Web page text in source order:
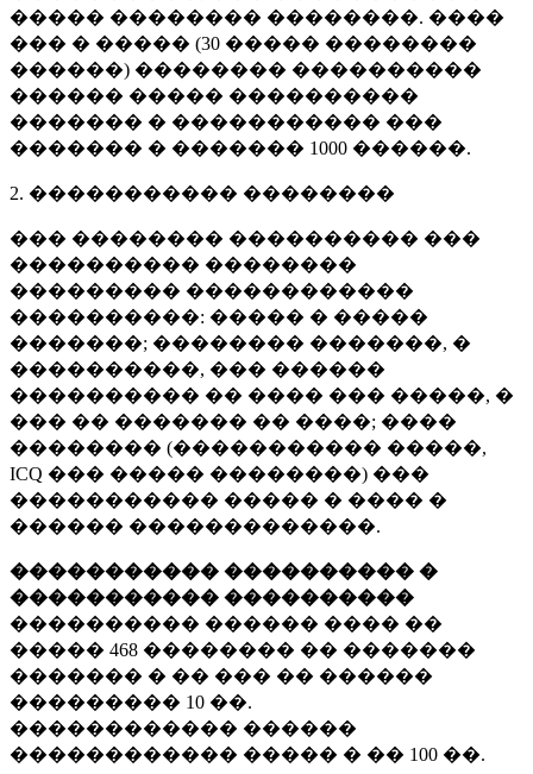
����� �������� ��������. ����
��� � ����� (30 ����� ��������
������) �������� ����������
������ ����� ����������
������� � ����������� ���
������� � ������� 1000 ������.
2. ����������� ��������
��� �������� ���������� ���
���������� ��������
��������� ������������
����������: ����� � �����
�������; �������� �������, �
����������, ��� ������
���������� �� ���� ��� �����, �
��� �� ������� �� ����; ����
�������� (����������� �����,
ICQ ��� ����� ��������) ���
����������� ����� � ���� �
������ �������������.
����������� ���������� �
����������� ����������
���������� ������ ���� ��
����� 468 �������� �� �������
������� � �� ��� �� ������
��������� 10 ��.
������������ ������
������������ ����� � �� 100 ��.